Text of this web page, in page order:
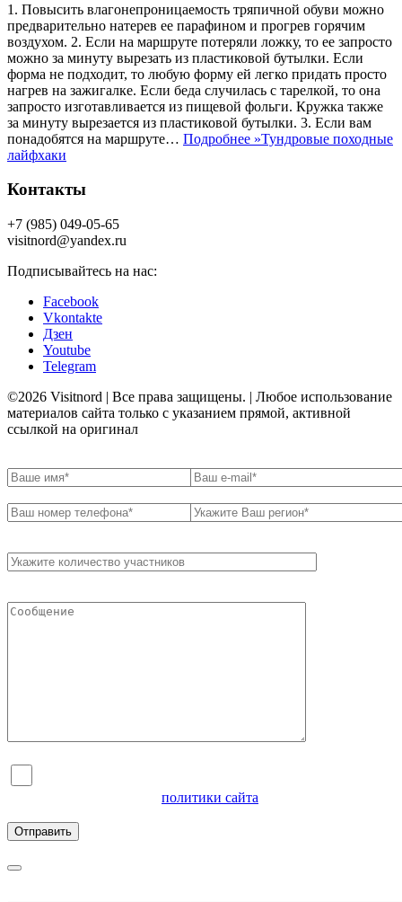
1. Повысить влагонепроницаемость тряпичной обуви можно
предварительно натерев ее парафином и прогрев горячим
воздухом. 2. Если на маршруте потеряли ложку, то ее запросто
можно за минуту вырезать из пластиковой бутылки. Если
форма не подходит, то любую форму ей легко придать просто
нагрев на зажигалке. Если беда случилась с тарелкой, то она
запросто изготавливается из пищевой фольги. Кружка также
за минуту вырезается из пластиковой бутылки. 3. Если вам
понадобятся на маршруте… Подробнее »Тундровые походные
лайфхаки
Контакты
+7 (985) 049-05-65
visitnord@yandex.ru
Подписывайтесь на нас:
Facebook
Vkontakte
Дзен
Youtube
Telegram
©2026 Visitnord | Все права защищены. | Любое использование
материалов сайта только с указанием прямой, активной
ссылкой на оригинал
политики сайта